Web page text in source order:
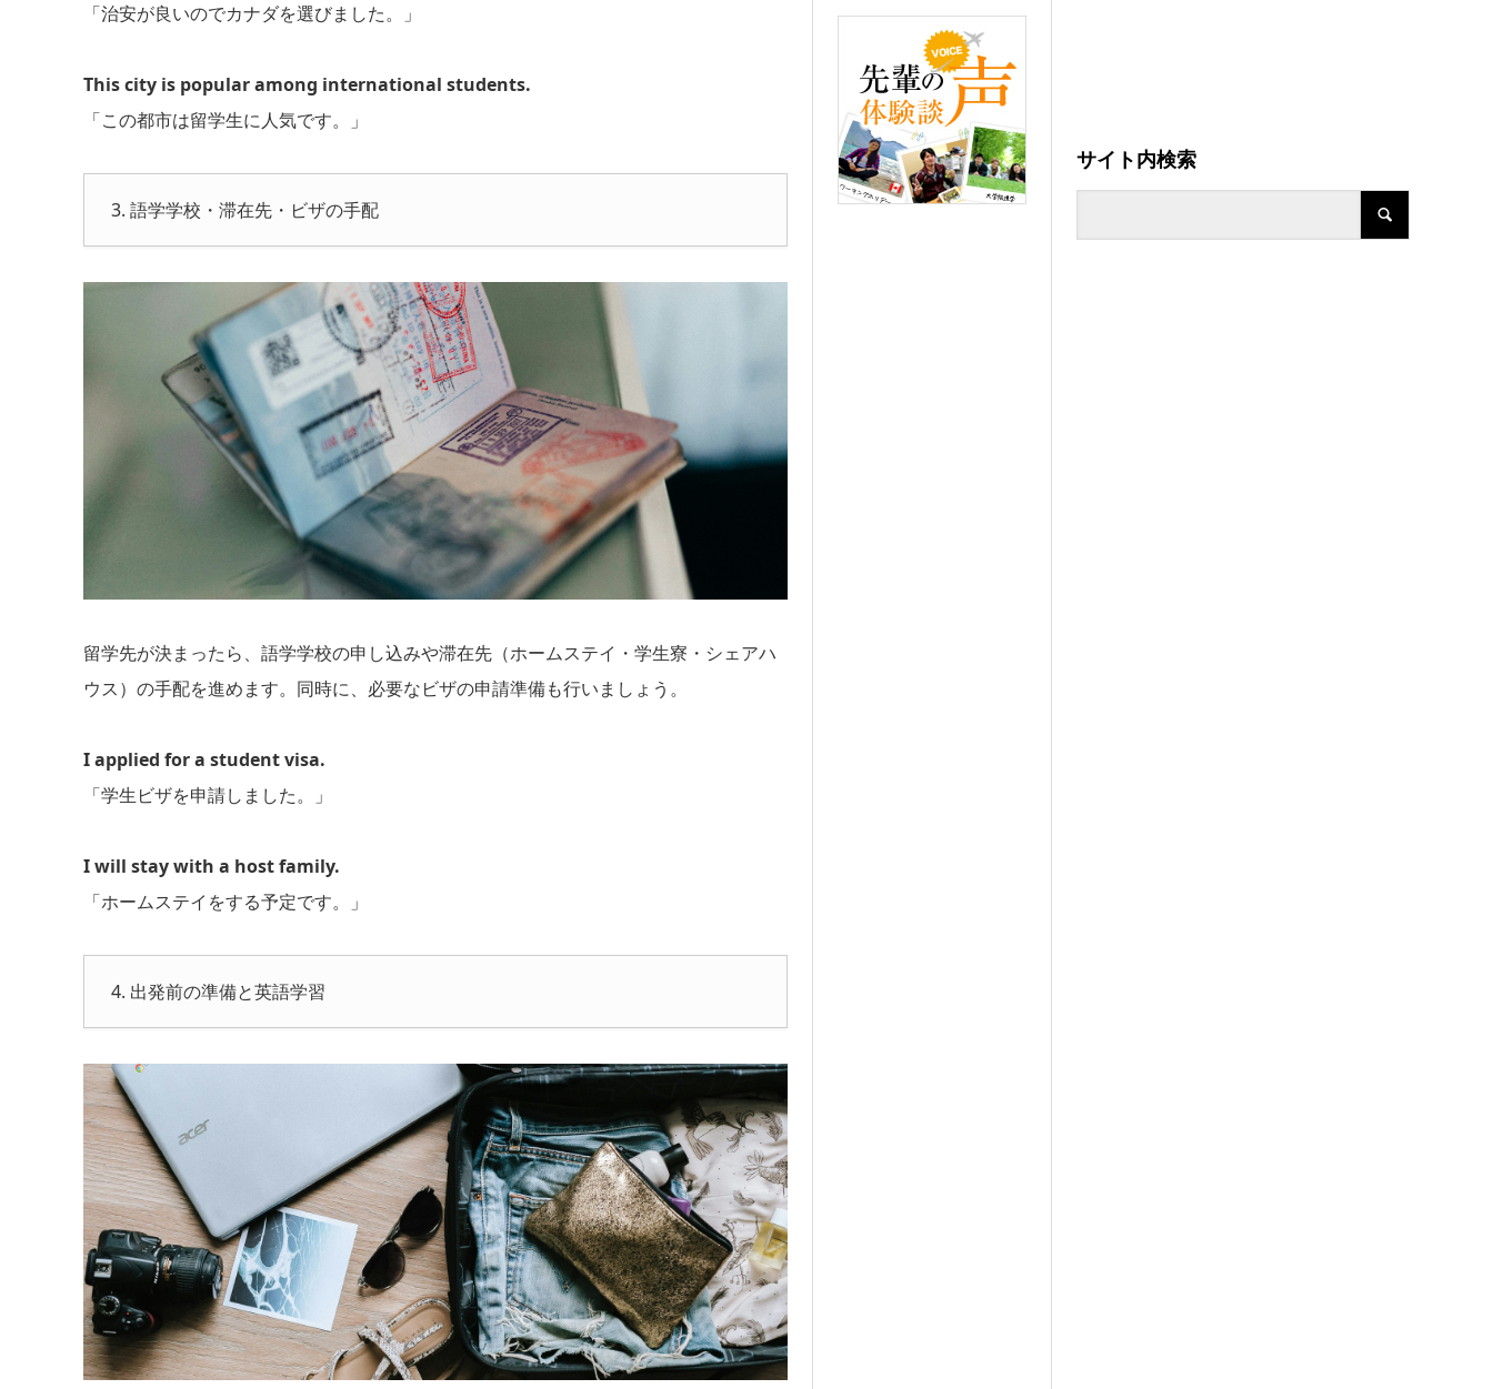
「治安が良いのでカナダを選びました。」
This city is popular among international students.
「この都市は留学生に人気です。」
3. 語学学校・滞在先・ビザの手配
留学先が決まったら、語学学校の申し込みや滞在先（ホームステイ・学生寮・シェアハ
ウス）の手配を進めます。同時に、必要なビザの申請準備も行いましょう。
I applied for a student visa.
「学生ビザを申請しました。」
I will stay with a host family.
「ホームステイをする予定です。」
4. 出発前の準備と英語学習
サイト内検索